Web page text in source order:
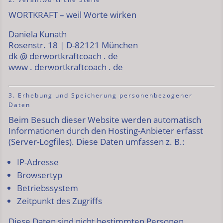
WORTKRAFT – weil Worte wirken
Daniela Kunath
Rosenstr. 18 | D-82121 München
dk @ derwortkraftcoach . de
www . derwortkraftcoach . de
3. Erhebung und Speicherung personenbezogener
Daten
Beim Besuch dieser Website werden automatisch
Informationen durch den Hosting-Anbieter erfasst
(Server-Logfiles). Diese Daten umfassen z. B.:
IP-Adresse
Browsertyp
Betriebssystem
Zeitpunkt des Zugriffs